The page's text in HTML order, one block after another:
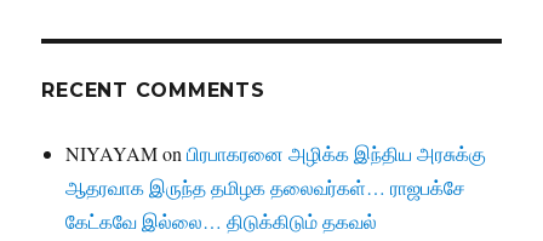
RECENT COMMENTS
NIYAYAMonபிரபாகரனை அழிக்க இந்திய அரசுக்கு
ஆதரவாக இருந்த தமிழக தலைவர்கள்… ராஜபக்சே
கேட்கவே இல்லை… திடுக்கிடும் தகவல்